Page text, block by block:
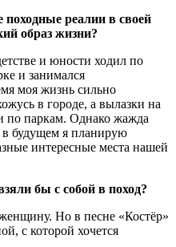
реалии в своей
образ жизни?
и юности ходил по
и занимался
моя жизнь сильно
в городе, а вылазки на
по паркам. Однако жажда
в будущем я планирую
интересные места нашей
бы с собой в поход?
Но в песне «Костëр»
с которой хочется